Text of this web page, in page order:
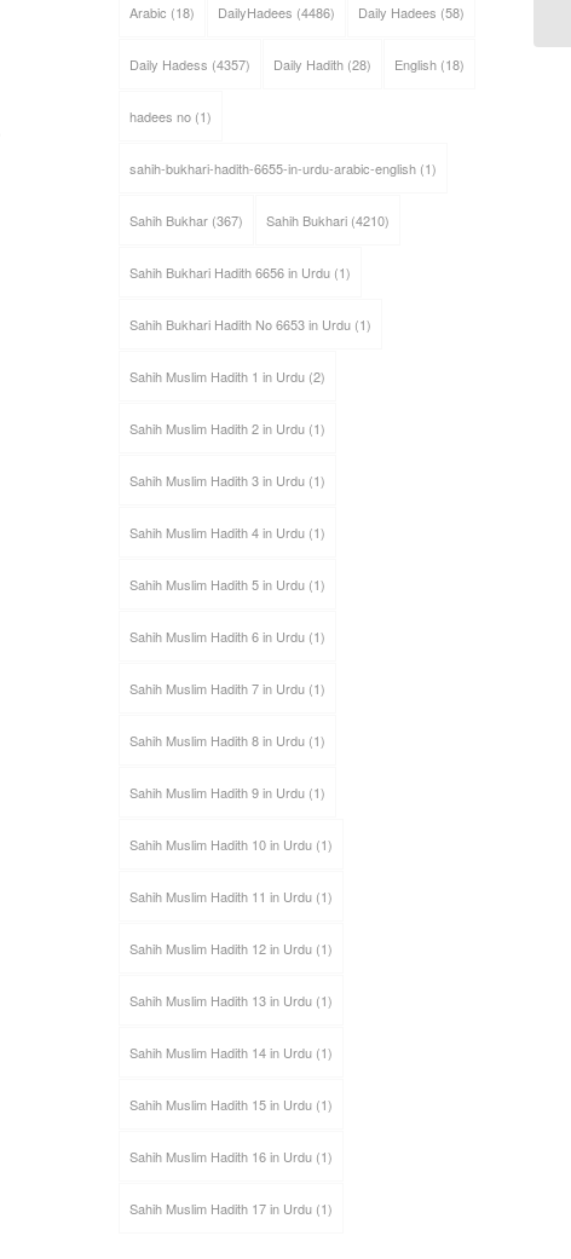
Arabic (18) DailyHadees (4486) Daily Hadees (58)
Daily Hadess (4357) Daily Hadith(28) English(18)
hadees no(1)
sahih-bukhari-hadith-6655-in-urdu-arabic-english(1)
Sahih Bukhar(367) Sahih Bukhari(4210)
Sahih Bukhari Hadith 6656 in Urdu(1)
Sahih Bukhari Hadith No 6653 in Urdu(1)
Sahih Muslim Hadith 1 in Urdu(2)
Sahih Muslim Hadith 2 in Urdu(1)
Sahih Muslim Hadith 3 in Urdu(1)
Sahih Muslim Hadith 4 in Urdu(1)
Sahih Muslim Hadith 5 in Urdu(1)
Sahih Muslim Hadith 6 in Urdu(1)
Sahih Muslim Hadith 7 in Urdu(1)
Sahih Muslim Hadith 8 in Urdu(1)
Sahih Muslim Hadith 9 in Urdu(1)
Sahih Muslim Hadith 10 in Urdu(1)
Sahih Muslim Hadith 11 in Urdu(1)
Sahih Muslim Hadith 12 in Urdu(1)
Sahih Muslim Hadith 13 in Urdu(1)
Sahih Muslim Hadith 14 in Urdu(1)
Sahih Muslim Hadith 15 in Urdu(1)
Sahih Muslim Hadith 16 in Urdu(1)
Sahih Muslim Hadith 17 in Urdu(1)